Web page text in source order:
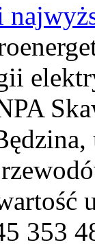
353